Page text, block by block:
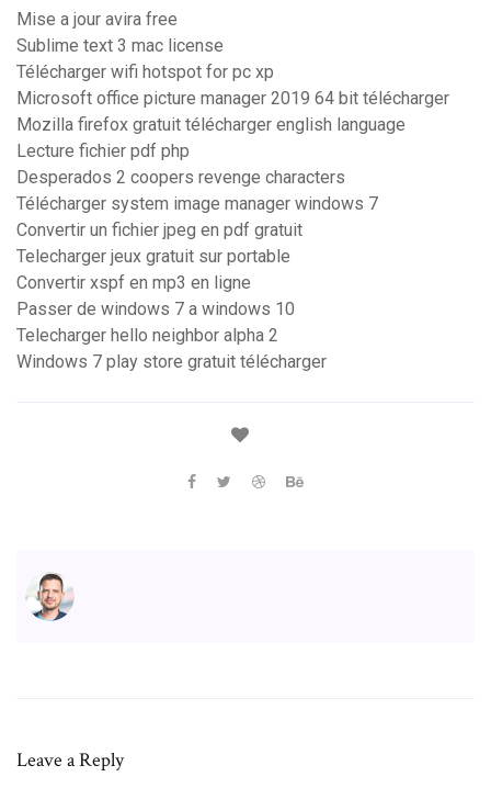
Mise a jour avira free
Sublime text 3 mac license
Télécharger wifi hotspot for pc xp
Microsoft office picture manager 2019 64 bit télécharger
Mozilla firefox gratuit télécharger english language
Lecture fichier pdf php
Desperados 2 coopers revenge characters
Télécharger system image manager windows 7
Convertir un fichier jpeg en pdf gratuit
Telecharger jeux gratuit sur portable
Convertir xspf en mp3 en ligne
Passer de windows 7 a windows 10
Telecharger hello neighbor alpha 2
Windows 7 play store gratuit télécharger
Leave a Reply